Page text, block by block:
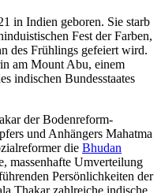
in Indien geboren. Sie starb
Fest der Farben,
des Frühlings gefeiert wird.
am Mount Abu, einem
indischen Bundesstaates
der Bodenreform-
und Anhängers Mahatma
die Bhudan
massenhafte Umverteilung
Persönlichkeiten der
Thakar zahlreiche indische